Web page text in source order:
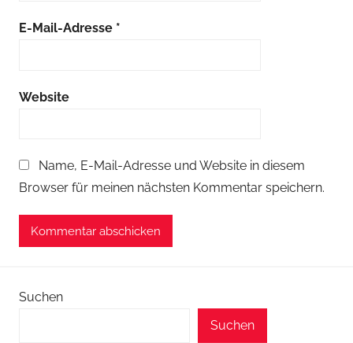
E-Mail-Adresse *
Website
Name, E-Mail-Adresse und Website in diesem
Browser für meinen nächsten Kommentar speichern.
Suchen
Suchen